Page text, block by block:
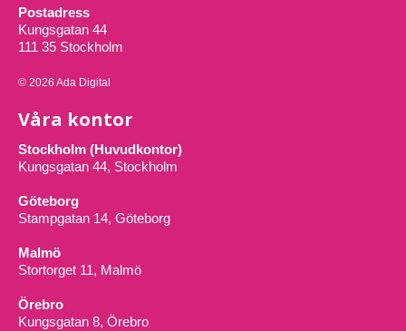
Postadress
Kungsgatan 44
111 35 Stockholm
© 2026 Ada Digital
Våra kontor
Stockholm (Huvudkontor)
Kungsgatan 44, Stockholm
Göteborg
Stampgatan 14, Göteborg
Malmö
Stortorget 11, Malmö
Örebro
Kungsgatan 8, Örebro